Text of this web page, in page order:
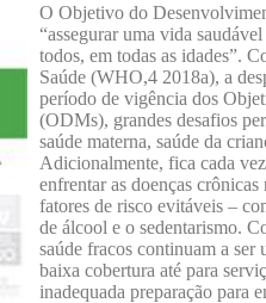
O Objetivo do
“assegurar uma vida
todos, em todas as idades”.
Saúde (WHO,4 2018a), a
período de vigência dos
(ODMs), grandes desafios
saúde materna, saúde da
Adicionalmente, fica cada
enfrentar as doenças
fatores de risco evitáveis –
de álcool e o sedentarismo.
saúde fracos continuam a ser
baixa cobertura até para
inadequada preparação para